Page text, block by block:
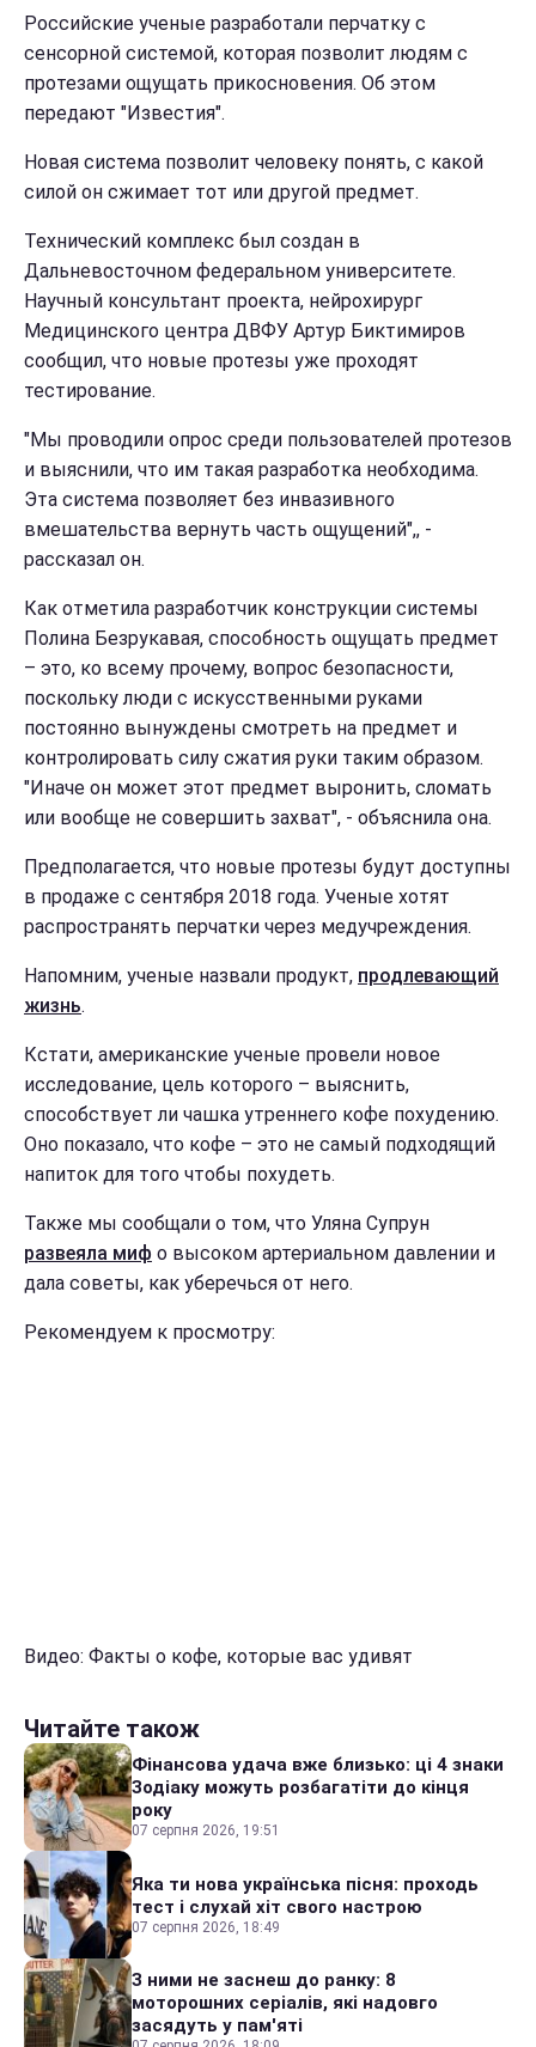
Российские ученые разработали перчатку с
сенсорной системой, которая позволит людям с
протезами ощущать прикосновения. Об этом
передают "Известия".
Новая система позволит человеку понять, с какой
силой он сжимает тот или другой предмет.
Технический комплекс был создан в
Дальневосточном федеральном университете.
Научный консультант проекта, нейрохирург
Медицинского центра ДВФУ Артур Биктимиров
сообщил, что новые протезы уже проходят
тестирование.
"Мы проводили опрос среди пользователей протезов
и выяснили, что им такая разработка необходима.
Эта система позволяет без инвазивного
вмешательства вернуть часть ощущений",, -
рассказал он.
Как отметила разработчик конструкции системы
Полина Безрукавая, способность ощущать предмет
– это, ко всему прочему, вопрос безопасности,
поскольку люди с искусственными руками
постоянно вынуждены смотреть на предмет и
контролировать силу сжатия руки таким образом.
"Иначе он может этот предмет выронить, сломать
или вообще не совершить захват", - объяснила она.
Предполагается, что новые протезы будут доступны
в продаже с сентября 2018 года. Ученые хотят
распространять перчатки через медучреждения.
Напомним, ученые назвали продукт, продлевающий
жизнь.
Кстати, американские ученые провели новое
исследование, цель которого – выяснить,
способствует ли чашка утреннего кофе похудению.
Оно показало, что кофе – это не самый подходящий
напиток для того чтобы похудеть.
Также мы сообщали о том, что Уляна Супрун
развеяла миф о высоком артериальном давлении и
дала советы, как уберечься от него.
Рекомендуем к просмотру:
Видео: Факты о кофе, которые вас удивят
Читайте також
Фінансова удача вже близько: ці 4 знаки
Зодіаку можуть розбагатіти до кінця
року
07 серпня 2026, 19:51
Яка ти нова українська пісня: проходь
тест і слухай хіт свого настрою
07 серпня 2026, 18:49
З ними не заснеш до ранку: 8
моторошних серіалів, які надовго
засядуть у пам'яті